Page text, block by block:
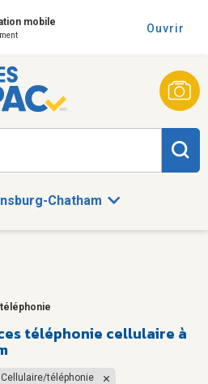
mobile Ouvrir
Chatham
téléphonie cellulaire à
Cellulaire/téléphonie